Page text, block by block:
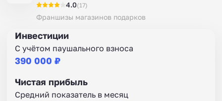
4.0(17)
Франшизы магазинов подарков
Инвестиции
С учётом паушального взноса
390 000 ₽
Чистая прибыль
Средний показатель в месяц